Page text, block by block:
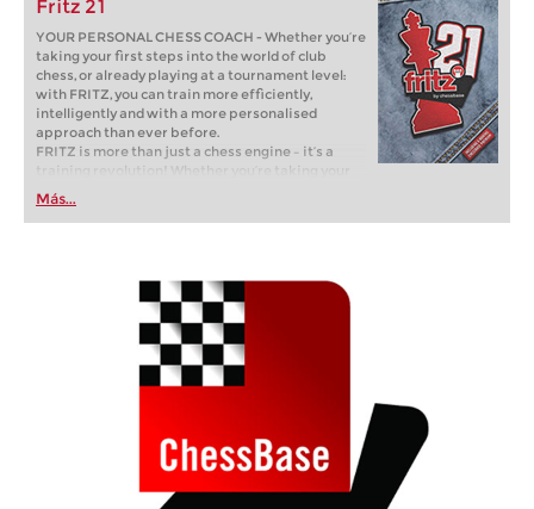
Fritz 21
YOUR PERSONAL CHESS COACH - Whether you’re
taking your first steps into the world of club
chess, or already playing at a tournament level:
with FRITZ, you can train more efficiently,
intelligently and with a more personalised
approach than ever before.
FRITZ is more than just a chess engine – it’s a
training revolution! Whether you’re taking your
first steps into the world of club chess, or already
playing at a tournament level: with FRITZ, you can
train more efficiently, intelligently and with a
Más...